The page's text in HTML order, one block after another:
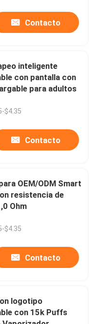
Vape
Contacto
inteligente
con pantalla con
para adultos
$4.35
Contacto
OEM/ODM Smart
resistencia de
Ohm
$4.35
Contacto
logotipo
con 15k Puffs